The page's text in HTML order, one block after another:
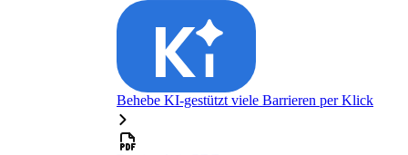
Behebe KI-gestützt viele Barrieren per Klick